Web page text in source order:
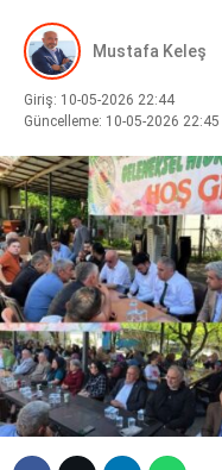
MAGAZIN
SAĞLIK
POLITIKA
ASAYIŞ
DIĞER
Mustafa Keleş
Giriş: 10-05-2026 22:44
Güncelleme: 10-05-2026 22:45